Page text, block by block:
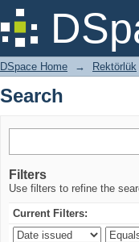
Search
DSpace Home → Rektörlük
Search
Filters
Use filters to refine the
Current Filters: